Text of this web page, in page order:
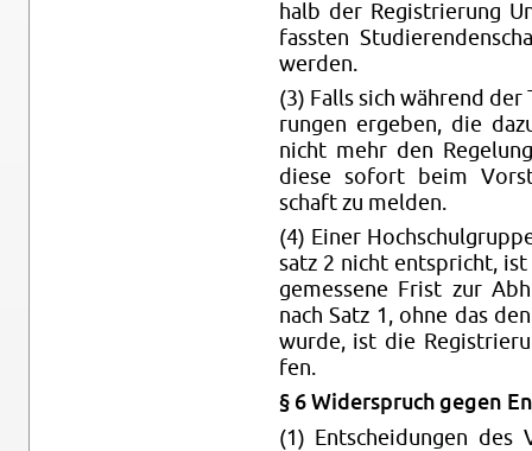
halb der Re­gis­trie­rung
fass­ten
wer­den.
(3) Falls sich wäh­rend
run­gen er­ge­ben, die
nicht mehr den
diese so­fort beim
schaft zu mel­den.
(4) Einer
satz 2 nicht ent­spricht,
ge­mes­se­ne Frist zur
nach Satz 1, ohne das
wurde, ist die
fen.
§ 6 Wi­der­spruch gegen
(1) Ent­schei­dun­gen des